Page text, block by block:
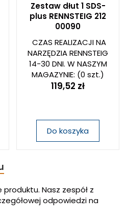
Zestaw dłut 1 SDS-
plus RENNSTEIG 212
00090
CZAS REALIZACJI NA
NARZĘDZIA RENNSTEIG
14-30 DNI. W NASZYM
MAGAZYNIE: (0 szt.)
119,52 zł
Do koszyka
Nasz zespół z
odpowiedzi na